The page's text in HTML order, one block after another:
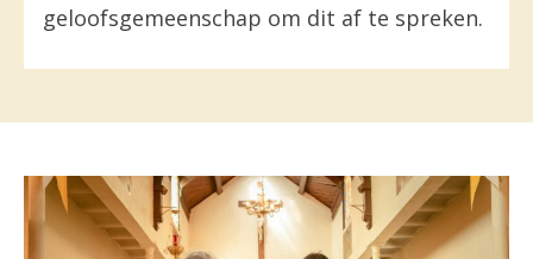
geloofsgemeenschap om dit af te spreken.